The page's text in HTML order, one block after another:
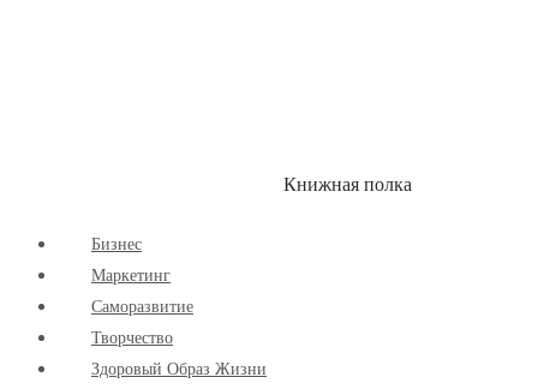
Книжная полка
Бизнес
Маркетинг
Cаморазвитие
Творчество
Здоровый Образ Жизни